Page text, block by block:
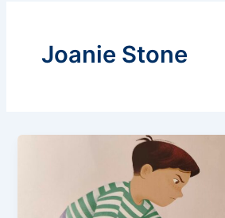
Joanie Stone